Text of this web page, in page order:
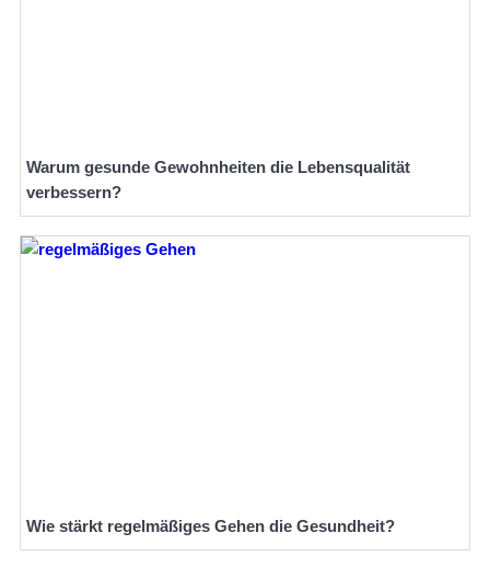
Warum gesunde Gewohnheiten die Lebensqualität
verbessern?
Wie stärkt regelmäßiges Gehen die Gesundheit?